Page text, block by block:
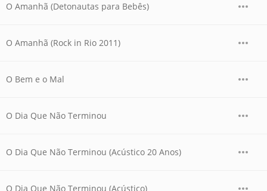
O Amanhã (Detonautas para Bebês)
O Amanhã (Rock in Rio 2011)
O Bem e o Mal
O Dia Que Não Terminou
O Dia Que Não Terminou (Acústico 20 Anos)
O Dia Que Não Terminou (Acústico)